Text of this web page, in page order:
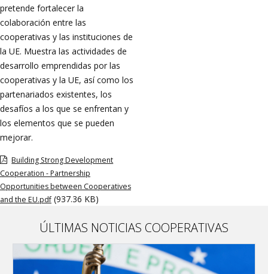
pretende fortalecer la
colaboración entre las
cooperativas y las instituciones de
la UE. Muestra las actividades de
desarrollo emprendidas por las
cooperativas y la UE, así como los
partenariados existentes, los
desafíos a los que se enfrentan y
los elementos que se pueden
mejorar.
Building Strong Development
Cooperation - Partnership
Opportunities between Cooperatives
and the EU.pdf (937.36 KB)
ÚLTIMAS NOTICIAS COOPERATIVAS